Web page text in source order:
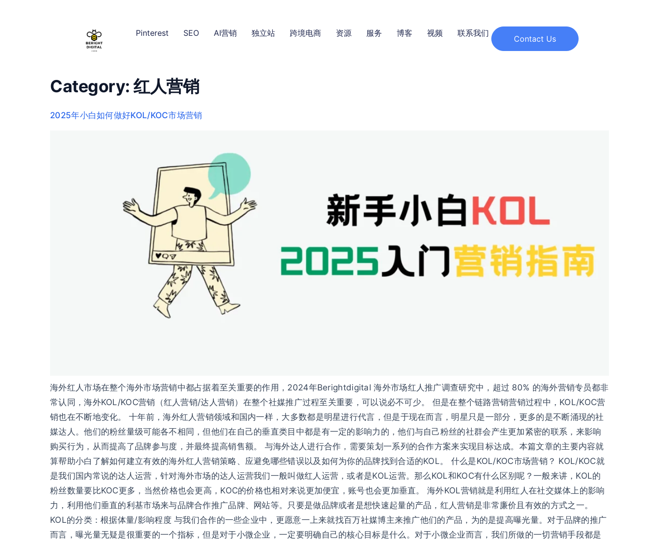
Pinterest SEO AI营销 独立站 跨境电商 资源 服务 博客 视频 联系我们
Contact Us
Category: 红人营销
2025年小白如何做好KOL/KOC市场营销
海外红人市场在整个海外市场营销中都占据着至关重要的作用，2024年Berightdigital 海外市场红人推广调查研究中，超过 80% 的海外营销专员都非
常认同，海外KOL/KOC营销（红人营销/达人营销）在整个社媒推广过程至关重要，可以说必不可少。 但是在整个链路营销营销过程中，KOL/KOC营
销也在不断地变化。 十年前，海外红人营销领域和国内一样，大多数都是明星进行代言，但是于现在而言，明星只是一部分，更多的是不断涌现的社
媒达人。他们的粉丝量级可能各不相同，但他们在自己的垂直类目中都是有一定的影响力的，他们与自己粉丝的社群会产生更加紧密的联系，来影响
购买行为，从而提高了品牌参与度，并最终提高销售额。 与海外达人进行合作，需要策划一系列的合作方案来实现目标达成。本篇文章的主要内容就
算帮助小白了解如何建立有效的海外红人营销策略、应避免哪些错误以及如何为你的品牌找到合适的KOL。 什么是KOL/KOC市场营销？ KOL/KOC就
是我们国内常说的达人运营，针对海外市场的达人运营我们一般叫做红人运营，或者是KOL运营。那么KOL和KOC有什么区别呢？一般来讲，KOL的
粉丝数量要比KOC更多，当然价格也会更高，KOC的价格也相对来说更加便宜，账号也会更加垂直。 海外KOL营销就是利用红人在社交媒体上的影响
力，利用他们垂直的利基市场来与品牌合作推广品牌、网站等。只要是做品牌或者是想快速起量的产品，红人营销是非常廉价且有效的方式之一。
KOL的分类：根据体量/影响程度 与我们合作的一些企业中，更愿意一上来就找百万社媒博主来推广他们的产品，为的是提高曝光量。对于品牌的推广
而言，曝光量无疑是很重要的一个指标，但是对于小微企业，一定要明确自己的核心目标是什么。对于小微企业而言，我们所做的一切营销手段都是